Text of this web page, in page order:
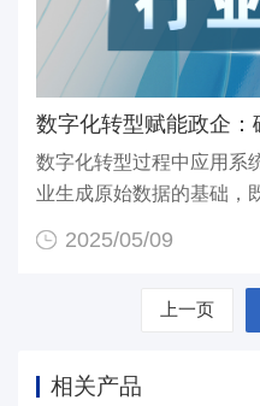
数字化转型过程中应用系
业生成原始数据的基础，
交易...
2025/05/09
上一页
相关产品